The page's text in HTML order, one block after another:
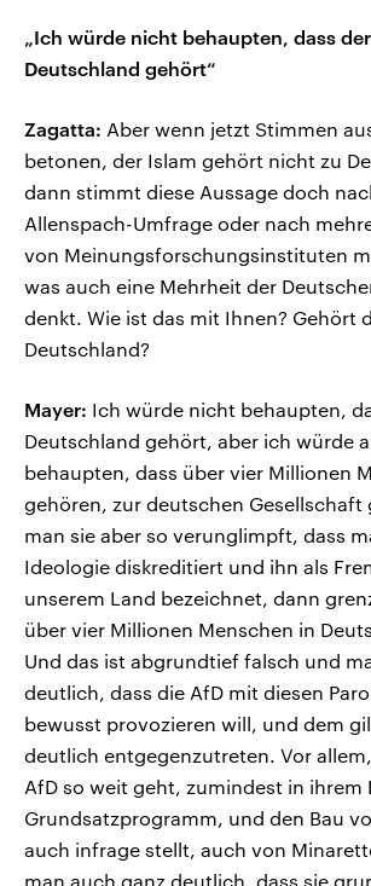
„Ich würde nicht behaupten, dass
Deutschland gehört“
Zagatta: Aber wenn jetzt Stimmen
betonen, der Islam gehört nicht zu
dann stimmt diese Aussage doch
Allenspach-Umfrage oder nach
von Meinungsforschungsinstituten
was auch eine Mehrheit der
denkt. Wie ist das mit Ihnen? Gehört
Deutschland?
Mayer: Ich würde nicht behaupten,
Deutschland gehört, aber ich würde
behaupten, dass über vier Millionen
gehören, zur deutschen Gesellschaft
man sie aber so verunglimpft, dass
Ideologie diskreditiert und ihn als
unserem Land bezeichnet, dann
über vier Millionen Menschen in
Und das ist abgrundtief falsch und
deutlich, dass die AfD mit diesen
bewusst provozieren will, und dem
deutlich entgegenzutreten. Vor
AfD so weit geht, zumindest in ihrem
Grundsatzprogramm, und den Bau
auch infrage stellt, auch von
man auch ganz deutlich, dass sie